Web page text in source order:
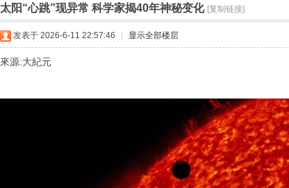
太阳“心跳”现异常 科学家揭40年神秘变化 [复制链接]
发表于 2026-6-11 22:57:46 显示全部楼层
來源:大紀元